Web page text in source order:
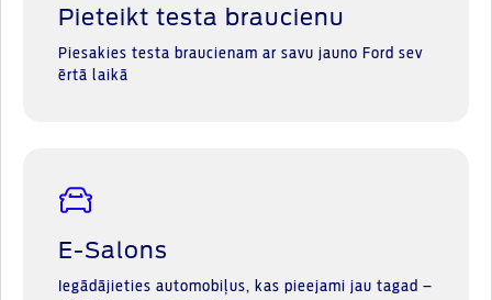
Pieteikt testa braucienu
Piesakies testa braucienam ar savu jauno Ford sev
ērtā laikā
E-Salons
Iegādājieties automobiļus, kas pieejami jau tagad –